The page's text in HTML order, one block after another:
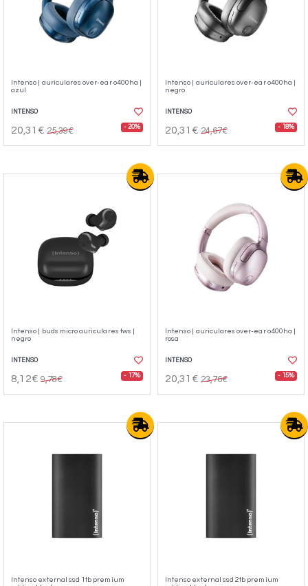
Intenso | auriculares over-ear o400ha |
azul
INTENSO
20,31€ 25,39€ - 20%
Intenso | auriculares over-ear o400ha |
negro
INTENSO
20,31€ 24,67€ - 18%
Intenso | buds micro auriculares tws |
negro
INTENSO
8,12€ 9,78€ - 17%
Intenso | auriculares over-ear o400ha |
rosa
INTENSO
20,31€ 23,76€ - 15%
Intenso external ssd 1tb premium
Intenso external ssd 2tb premium